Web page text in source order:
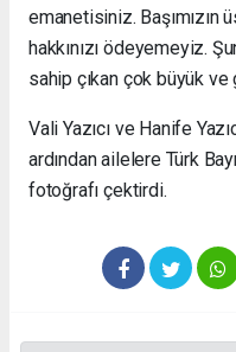
emanetisiniz. Başımızın
hakkınızı ödeyemeyiz.
sahip çıkan çok büyük
Vali Yazıcı ve Hanife
ardından ailelere Türk
fotoğrafı çektirdi.